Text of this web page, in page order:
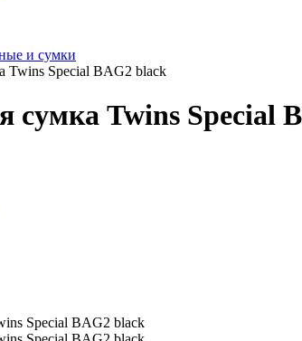
и сумки
Twins Special BAG2 black
сумка Twins Special